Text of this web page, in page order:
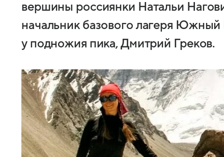
вершины россиянки Натальи
начальник базового лагеря
у подножия пика, Дмитрий Греков.